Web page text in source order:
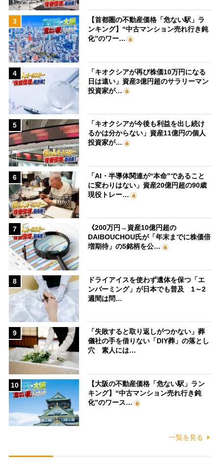
3
【首都圏の不動産価格「危ない駅」ラ
ンキング】“中古マンション売れ行き鈍
化”のワー…
4
「キオクシアが再び株価10万円になる
日は遠い」資産3億円超のサラリーマン
投資家が…
5
「キオクシアが今後も利益を出し続け
るかは分からない」資産11億円の個人
投資家が…
6
「AI・半導体関連が“本命”であること
に変わりはない」資産20億円超の90歳
現役トレー…
7
《200万円→資産10億円超の
DAIBOUCHOU氏が「年末までに株価倍
増期待」の5銘柄を公…
8
ドライアイスを使わず遺体を保つ「エ
ンバーミング」が日本でも普及 1～2
週間は問…
9
「失敗すると取り返しがつかない」葬
儀社の手を借りない「DIY葬」の落とし
穴 素人には…
10
【大阪の不動産価格「危ない駅」ラン
キング】“中古マンション売れ行き鈍
化”のワース…
一覧を見る